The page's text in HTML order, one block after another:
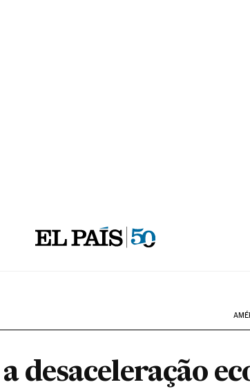
desaceleração